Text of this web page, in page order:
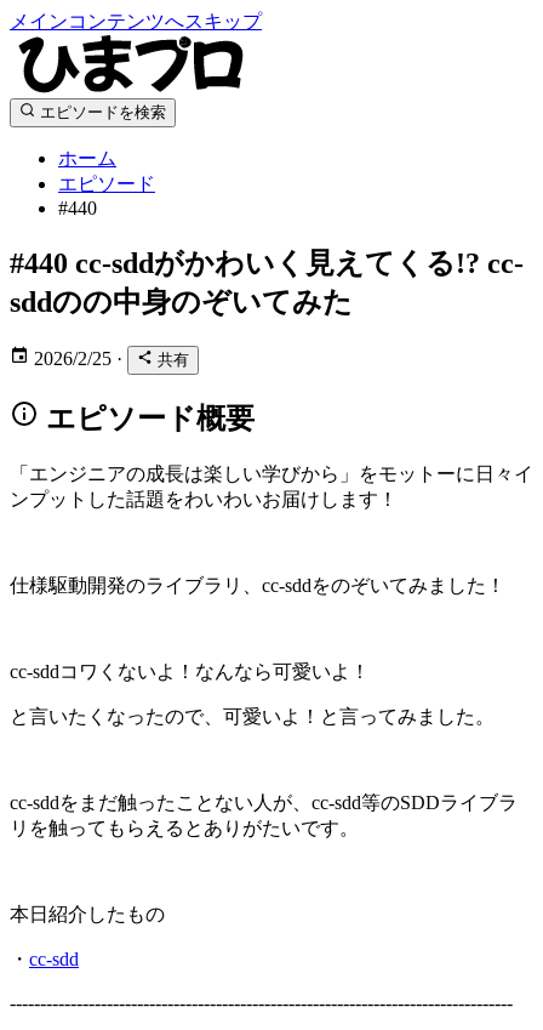
メインコンテンツへスキップ
エピソードを検索
ホーム
エピソード
#440
#440 cc-sddがかわいく見えてくる!? cc-
sddのの中身のぞいてみた
2026/2/25 · 共有
エピソード概要
「エンジニアの成長は楽しい学びから」をモットーに日々イ
ンプットした話題をわいわいお届けします！
仕様駆動開発のライブラリ、cc-sddをのぞいてみました！
cc-sddコワくないよ！なんなら可愛いよ！
と言いたくなったので、可愛いよ！と言ってみました。
cc-sddをまだ触ったことない人が、cc-sdd等のSDDライブラ
リを触ってもらえるとありがたいです。
本日紹介したもの
・ cc-sdd
-----------------------------------------------------------------------------------